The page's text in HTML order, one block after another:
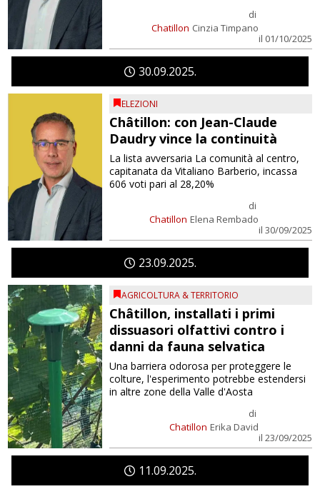
Chatillon
di
Cinzia Timpano
il 01/10/2025
3009 2025
ELEZIONI
Châtillon: con Jean-Claude
Daudry vince la continuità
Chatillon
di
Elena Rembado
il 30/09/2025
La lista avversaria La comunità al centro,
capitanata da Vitaliano Barberio, incassa
606 voti pari al 28,20%
2309 2025
AGRICOLTURA & TERRITORIO
Châtillon, installati i primi
dissuasori olfattivi contro i
danni da fauna selvatica
Chatillon
di
Erika David
il 23/09/2025
Una barriera odorosa per proteggere le
colture, l'esperimento potrebbe estendersi
in altre zone della Valle d'Aosta
11 09 2025